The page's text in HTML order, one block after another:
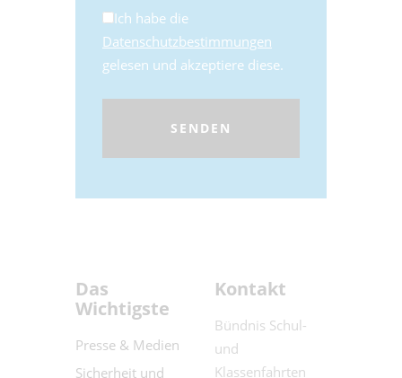
Ich habe die
Datenschutzbestimmungen
gelesen und akzeptiere diese.
Das
Wichtigste
Presse & Medien
Sicherheit und
Kontakt
Bündnis Schul-
und
Klassenfahrten